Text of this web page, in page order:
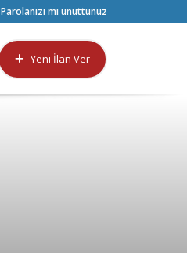
Parolanızı mı unuttunuz
Yeni İlan Ver